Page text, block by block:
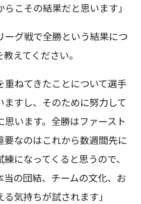
こその結果だと思います」
グ戦で全勝という結果につ
えてください。
重ねてきたことについて選手
ますし、そのために努力して
思います。全勝はファースト
要なのはこれから数週間先に
になってくると思うので、
当の団結、チームの文化、お
気持ちが試されます」